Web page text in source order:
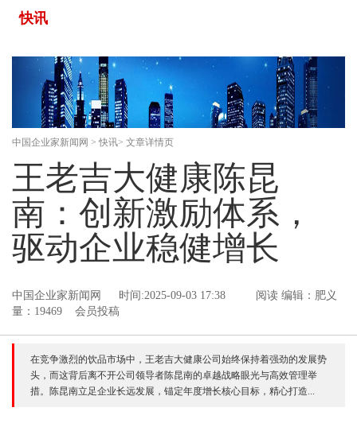
快讯
中国企业家新闻网 > 快讯> 文章详情页
王老吉大健康陈昆
南：创新激励体系，
驱动企业稳健增长
中国企业家新闻网 时间:2025-09-03 17:38 编辑：肥义
阅读
量：19469 会员投稿
在竞争激烈的饮品市场中，王老吉大健康公司始终保持着强劲的发展势
头，而这背后离不开公司领导者陈昆南的卓越战略眼光与高效管理举
措。陈昆南立足企业长远发展，锚定年度增长核心目标，精心打造...